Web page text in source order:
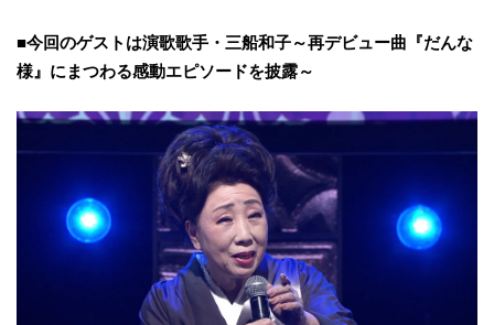
■今回のゲストは演歌歌手・三船和子～再デビュー曲『だんな
様』にまつわる感動エピソードを披露～